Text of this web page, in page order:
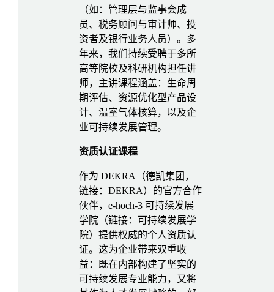
（如：管理层与监事会成
员、税务顾问与审计师、投
资者及银行业务人员）。多
年来，我们持续受聘于多所
高等院校及科研机构担任讲
师，主讲课程涵盖：生命周
期评估、资源优化型产品设
计、温室气体核算，以及企
业可持续发展管理。
资质认证课程
作为 DEKRA（德凯集团，
链接：DEKRA）的官方合作
伙伴，e-hoch-3 可持续发展
学院（链接：可持续发展学
院）提供权威的个人资质认
证。这为企业带来双重收
益：既在内部构建了坚实的
可持续发展专业能力，又将